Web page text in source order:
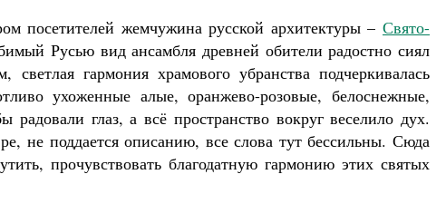
посетителей жемчужина русской архитектуры – Свято-
Русью вид ансамбля древней обители радостно сиял
гармония храмового убранства подчеркивалась
ухоженные алые, оранжево-розовые, белоснежные,
глаз, а всё пространство вокруг веселило дух.
не поддается описанию, все слова тут бессильны. Сюда
прочувствовать благодатную гармонию этих святых